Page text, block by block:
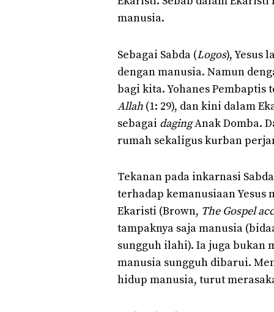
manusia.
Sebagai Sabda (Logos), Yesus
dengan manusia. Namun
bagi kita. Yohanes
Allah (1: 29), dan kini dalam
sebagai dagingAnak Domba.
rumah sekaligus kurban
Tekanan pada inkarnasi
terhadap kemanusiaan Yesus
Ekaristi (Brown, The Gospel
tampaknya saja manusia
sungguh ilahi). Ia juga bukan
manusia sungguh dibarui.
hidup manusia, turut